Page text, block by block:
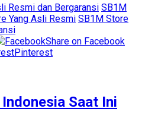
Resmi dan Bergaransi SB1M
Yang Asli Resmi SB1M Store
Share on Facebook
Pinterest
Saat Ini